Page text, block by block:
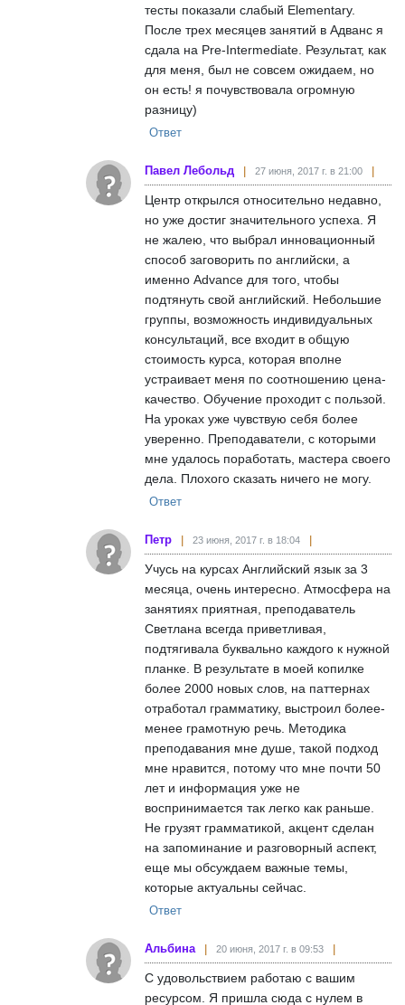
тесты показали слабый Elementary.
После трех месяцев занятий в Адванс я
сдала на Pre-Intermediate. Результат, как
для меня, был не совсем ожидаем, но
он есть! я почувствовала огромную
разницу)
Ответ
Павел Лебольд 27 июня, 2017 г. в 21:00
Центр открылся относительно недавно,
но уже достиг значительного успеха. Я
не жалею, что выбрал инновационный
способ заговорить по английски, а
именно Advance для того, чтобы
подтянуть свой английский. Небольшие
группы, возможность индивидуальных
консультаций, все входит в общую
стоимость курса, которая вполне
устраивает меня по соотношению цена-
качество. Обучение проходит с пользой.
На уроках уже чувствую себя более
уверенно. Преподаватели, с которыми
мне удалось поработать, мастера своего
дела. Плохого сказать ничего не могу.
Ответ
Петр 23 июня, 2017 г. в 18:04
Учусь на курсах Английский язык за 3
месяца, очень интересно. Атмосфера на
занятиях приятная, преподаватель
Светлана всегда приветливая,
подтягивала буквально каждого к нужной
планке. В результате в моей копилке
более 2000 новых слов, на паттернах
отработал грамматику, выстроил более-
менее грамотную речь. Методика
преподавания мне душе, такой подход
мне нравится, потому что мне почти 50
лет и информация уже не
воспринимается так легко как раньше.
Не грузят грамматикой, акцент сделан
на запоминание и разговорный аспект,
еще мы обсуждаем важные темы,
которые актуальны сейчас.
Ответ
Альбина 20 июня, 2017 г. в 09:53
С удовольствием работаю с вашим
ресурсом. Я пришла сюда с нулем в